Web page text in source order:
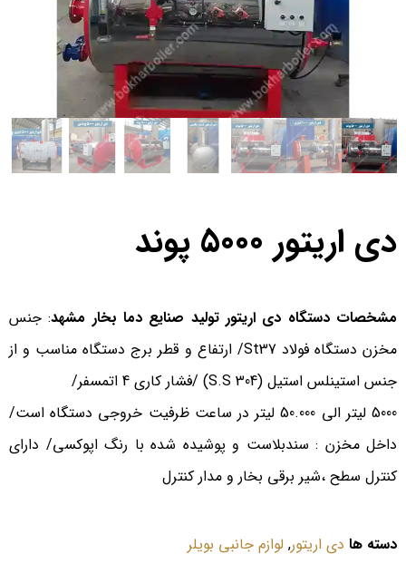
دی اریتور 5000 پوند
مشخصات دستگاه دی اریتور تولید صنایع دما بخار مشهد: جنس
مخزن دستگاه فولاد St37/ ارتفاع و قطر برج دستگاه مناسب و از
جنس استینلس استیل (S.S 304) /فشار كاری 4 اتمسفر/
5000 لیتر الی 50.000 لیتر در ساعت ظرفیت خروجی دستگاه است/
داخل مخزن : سندبلاست و پوشیده شده با رنگ اپوكسی/ دارای
كنترل سطح ،شیر برقی بخار و مدار كنترل
دسته ها دی اریتور, لوازم جانبی بویلر